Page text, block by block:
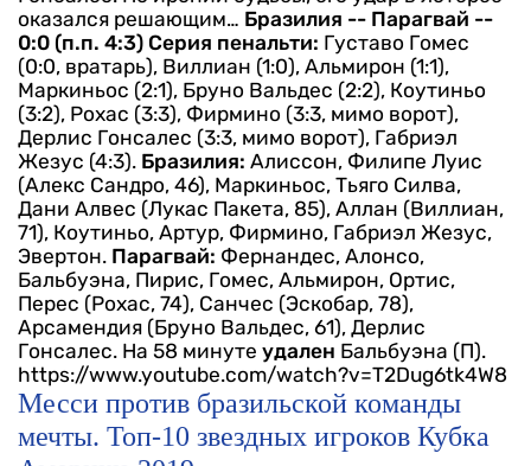
оказался решающим… Бразилия -- Парагвай --
0:0 (п.п. 4:3) Серия пенальти: Густаво Гомес
(0:0, вратарь), Виллиан (1:0), Альмирон (1:1),
Маркиньос (2:1), Бруно Вальдес (2:2), Коутиньо
(3:2), Рохас (3:3), Фирмино (3:3, мимо ворот),
Дерлис Гонсалес (3:3, мимо ворот), Габриэл
Жезус (4:3). Бразилия: Алиссон, Филипе Луис
(Алекс Сандро, 46), Маркиньос, Тьяго Силва,
Дани Алвес (Лукас Пакета, 85), Аллан (Виллиан,
71), Коутиньо, Артур, Фирмино, Габриэл Жезус,
Эвертон. Парагвай: Фернандес, Алонсо,
Бальбуэна, Пирис, Гомес, Альмирон, Ортис,
Перес (Рохас, 74), Санчес (Эскобар, 78),
Арсамендия (Бруно Вальдес, 61), Дерлис
Гонсалес. На 58 минуте удален Бальбуэна (П).
https://www.youtube.com/watch?v=T2Dug6tk4W8
Месси против бразильской команды
мечты. Топ-10 звездных игроков Кубка